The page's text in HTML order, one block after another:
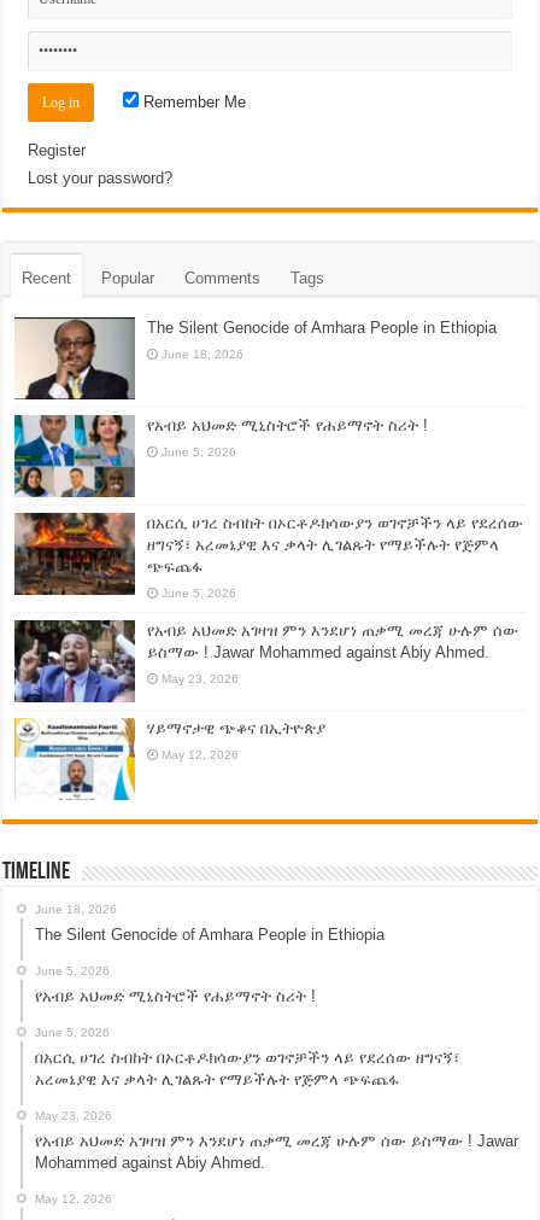
Remember Me
Register
Lost your password?
Recent Popular Comments Tags
The Silent Genocide of Amhara People in Ethiopia
June 18, 2026
የአብይ አህመድ ሚኒስትሮች የሐይማኖት ስሪት !
June 5, 2026
በአርሲ ሀገረ ስብከት በኦርቶዶክሳውያን ወገኖቻችን ላይ የደረሰው
ዘግናኝ፣ አረመኔያዊ እና ቃላት ሊገልጹት የማይችሉት የጅምላ
ጭፍጨፋ
June 5, 2026
የአብይ አህመድ አገዛዝ ምን እንደሆነ ጠቃሚ መረጃ ሁሉም ሰው
ይስማው ! Jawar Mohammed against Abiy Ahmed.
May 23, 2026
ሃይማኖታዊ ጭቆና በኢትዮጵያ
May 12, 2026
Timeline
June 18, 2026
The Silent Genocide of Amhara People in Ethiopia
June 5, 2026
የአብይ አህመድ ሚኒስትሮች የሐይማኖት ስሪት !
June 5, 2026
በአርሲ ሀገረ ስብከት በኦርቶዶክሳውያን ወገኖቻችን ላይ የደረሰው ዘግናኝ፣
አረመኔያዊ እና ቃላት ሊገልጹት የማይችሉት የጅምላ ጭፍጨፋ
May 23, 2026
የአብይ አህመድ አገዛዝ ምን እንደሆነ ጠቃሚ መረጃ ሁሉም ሰው ይስማው ! Jawar
Mohammed against Abiy Ahmed.
May 12, 2026